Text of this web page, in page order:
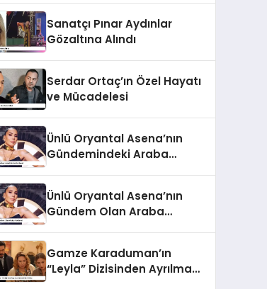
Sanatçı Pınar Aydınlar
Gözaltına Alındı
Serdar Ortaç’ın Özel Hayatı
ve Mücadelesi
Ünlü Oryantal Asena’nın
Gündemindeki Araba
Ünlü Oryantal Asena’nın
Gündem Olan Araba
Gamze Karaduman’ın
“Leyla” Dizisinden Ayrılma